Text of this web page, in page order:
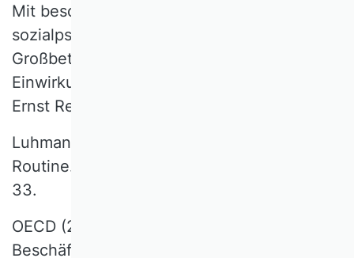
Mit besonderer Berücksichtigung der
sozialpsychologischen Seite des modernen
Großbetriebes und der psycho-physischen
Einwirkungen auf die Arbeiter. München:
Ernst Reinhardt.
Luhmann, Niklas (1964): Ein Lob der
Routine. In: Verwaltungsarchiv, 56. Jg., S. 1-
33.
OECD (2017), OECD-
Beschäftigungsausblick, Kapitel 1, OECD